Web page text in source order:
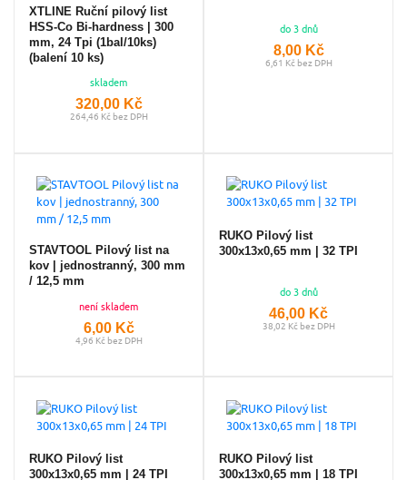
XTLINE Ruční pilový list
HSS-Co Bi-hardness | 300
mm, 24 Tpi (1bal/10ks)
(balení 10 ks)
skladem
320,00 Kč
264,46 Kč bez DPH
do 3 dnů
8,00 Kč
6,61 Kč bez DPH
STAVTOOL Pilový list na
kov | jednostranný, 300 mm
/ 12,5 mm
není skladem
6,00 Kč
4,96 Kč bez DPH
RUKO Pilový list
300x13x0,65 mm | 32 TPI
do 3 dnů
46,00 Kč
38,02 Kč bez DPH
RUKO Pilový list
300x13x0,65 mm | 24 TPI
RUKO Pilový list
300x13x0,65 mm | 18 TPI